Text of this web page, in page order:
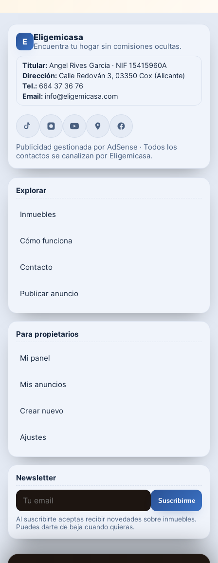
E Eligemicasa
Encuentra tu hogar sin comisiones ocultas.
Titular: Angel Rives Garcia · NIF 15415960A
Dirección: Calle Redován 3, 03350 Cox (Alicante)
Tel.: 664 37 36 76
Email: info@eligemicasa.com
Publicidad gestionada por AdSense · Todos los
contactos se canalizan por Eligemicasa.
Explorar
Inmuebles
Cómo funciona
Contacto
Publicar anuncio
Para propietarios
Mi panel
Mis anuncios
Crear nuevo
Ajustes
Newsletter
Suscribirme
Al suscribirte aceptas recibir novedades sobre inmuebles.
Puedes darte de baja cuando quieras.